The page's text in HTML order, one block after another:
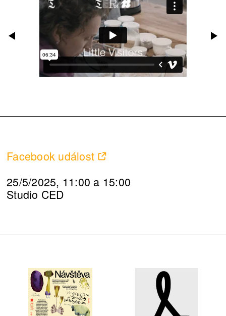
Facebook událost
25/5/2025, 11:00 a 15:00
Studio CED